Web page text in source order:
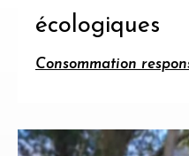
écologiques
Consommation